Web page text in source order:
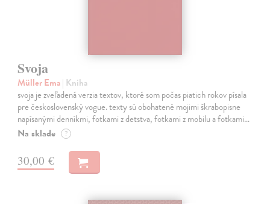
Svoja
Müller Ema| Kniha
svoja je zveľadená verzia textov, ktoré som počas piatich rokov písala
pre československý vogue. texty sú obohatené mojimi škrabopisne
napísanými denníkmi, fotkami z detstva, fotkami z mobilu a fotkami…
Na sklade ?
30,00 €